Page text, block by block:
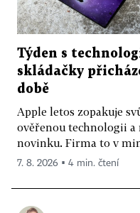
Týden s
skládačky
době
Apple letos zopakuje
ověřenou technologii a
novinku. Firma to v
7. 8. 2026 ▪ 4 min. čtení